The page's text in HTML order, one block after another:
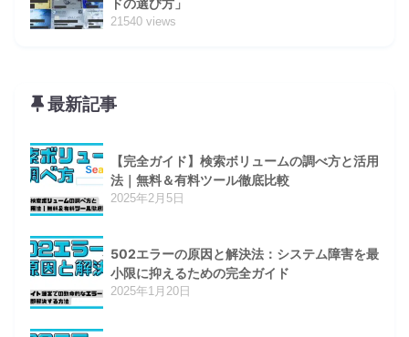
ドの選び方」
21540 views
最新記事
【完全ガイド】検索ボリュームの調べ方と活用
法｜無料＆有料ツール徹底比較
2025年2月5日
502エラーの原因と解決法：システム障害を最
小限に抑えるための完全ガイド
2025年1月20日